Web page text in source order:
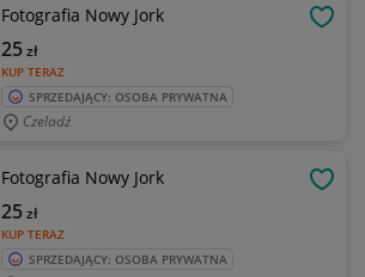
Fotografia Nowy Jork
KUP TERAZ
25zł
SPRZEDAJĄCY: OSOBA PRYWATNA
Czeladź
Fotografia Nowy Jork
KUP TERAZ
25zł
SPRZEDAJĄCY: OSOBA PRYWATNA